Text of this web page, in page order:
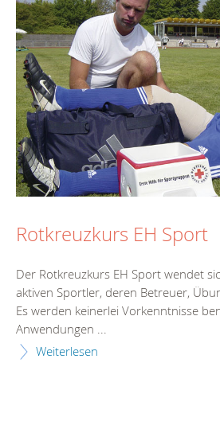
Rotkreuzkurs EH Sport
Der Rotkreuzkurs EH Sport wendet
aktiven Sportler, deren Betreuer,
Es werden keinerlei Vorkenntnisse
Anwendungen ...
Weiterlesen